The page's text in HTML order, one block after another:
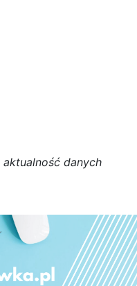
aktualność danych